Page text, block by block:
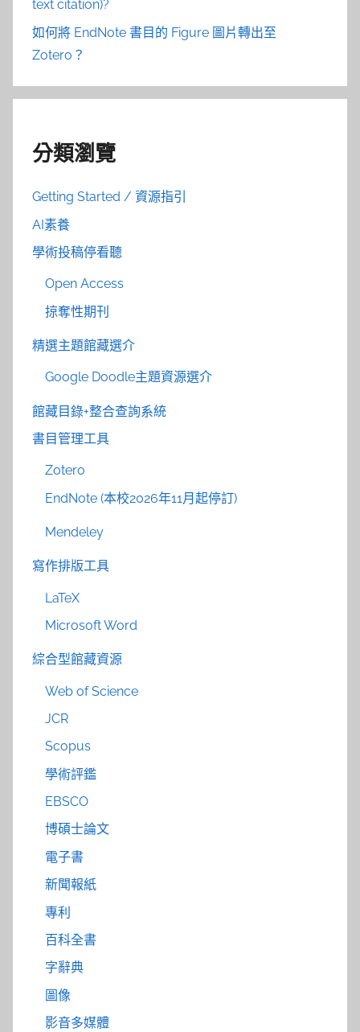
text citation)?
如何將 EndNote 書目的 Figure 圖片轉出至
Zotero？
分類瀏覽
Getting Started / 資源指引
AI素養
學術投稿停看聽
Open Access
掠奪性期刊
精選主題館藏選介
Google Doodle主題資源選介
館藏目錄+整合查詢系統
書目管理工具
Zotero
EndNote (本校2026年11月起停訂)
Mendeley
寫作排版工具
LaTeX
Microsoft Word
綜合型館藏資源
Web of Science
JCR
Scopus
學術評鑑
EBSCO
博碩士論文
電子書
新聞報紙
專利
百科全書
字辭典
圖像
影音多媒體